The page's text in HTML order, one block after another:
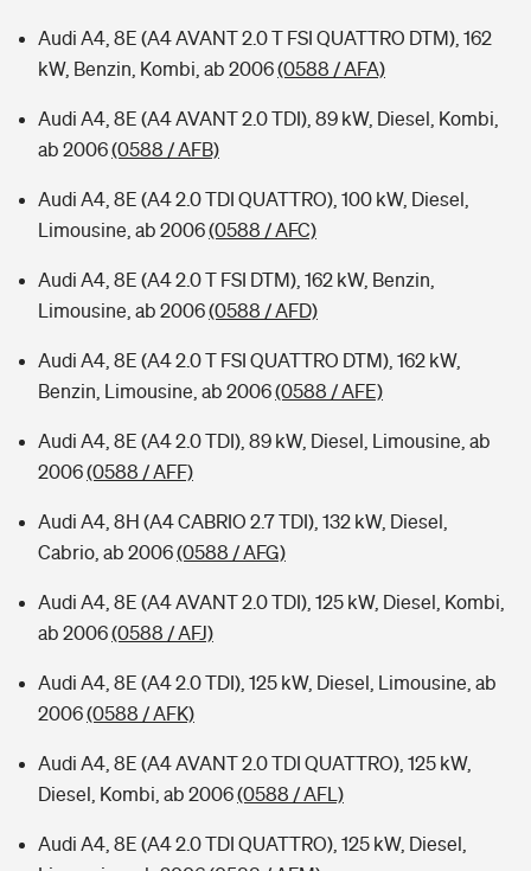
Audi A4, 8E (A4 AVANT 2.0 T FSI QUATTRO DTM), 162
kW, Benzin, Kombi, ab 2006(0588 / AFA)
Audi A4, 8E (A4 AVANT 2.0 TDI), 89 kW, Diesel, Kombi,
ab 2006(0588 / AFB)
Audi A4, 8E (A4 2.0 TDI QUATTRO), 100 kW, Diesel,
Limousine, ab 2006(0588 / AFC)
Audi A4, 8E (A4 2.0 T FSI DTM), 162 kW, Benzin,
Limousine, ab 2006(0588 / AFD)
Audi A4, 8E (A4 2.0 T FSI QUATTRO DTM), 162 kW,
Benzin, Limousine, ab 2006(0588 / AFE)
Audi A4, 8E (A4 2.0 TDI), 89 kW, Diesel, Limousine, ab
2006(0588 / AFF)
Audi A4, 8H (A4 CABRIO 2.7 TDI), 132 kW, Diesel,
Cabrio, ab 2006(0588 / AFG)
Audi A4, 8E (A4 AVANT 2.0 TDI), 125 kW, Diesel, Kombi,
ab 2006(0588 / AFJ)
Audi A4, 8E (A4 2.0 TDI), 125 kW, Diesel, Limousine, ab
2006(0588 / AFK)
Audi A4, 8E (A4 AVANT 2.0 TDI QUATTRO), 125 kW,
Diesel, Kombi, ab 2006(0588 / AFL)
Audi A4, 8E (A4 2.0 TDI QUATTRO), 125 kW, Diesel,